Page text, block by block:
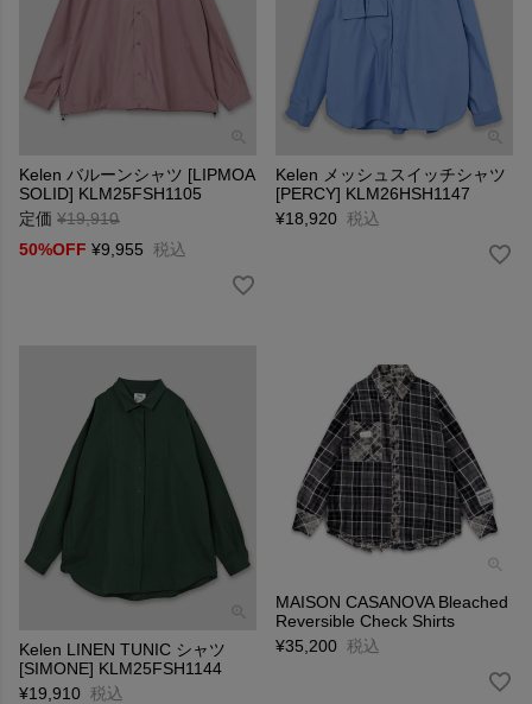
Kelen バルーンシャツ [LIPMOA
SOLID] KLM25FSH1105
定価 ¥19,910
→
50%OFF ¥9,955 税込
Kelen メッシュスイッチシャツ
[PERCY] KLM26HSH1147
¥18,920 税込
Kelen LINEN TUNIC シャツ
[SIMONE] KLM25FSH1144
¥19,910 税込
MAISON CASANOVA Bleached
Reversible Check Shirts
¥35,200 税込